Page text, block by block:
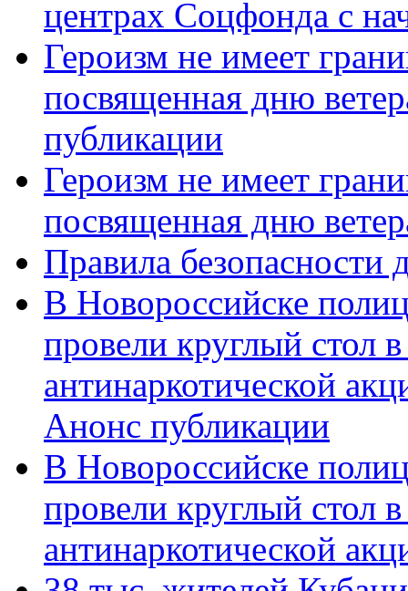
центрах Соцфонда с
Героизм не имеет
посвященная дню
публикации
Героизм не имеет
посвященная дню
Правила безопасности
В Новороссийске
провели круглый стол
антинаркотической
Анонс публикации
В Новороссийске
провели круглый стол
антинаркотической